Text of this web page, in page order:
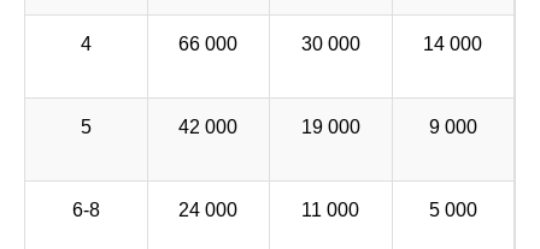
4 66 000 30 000 14 000
5 42 000 19 000 9 000
6-8 24 000 11 000 5 000